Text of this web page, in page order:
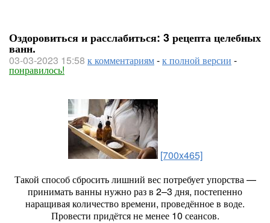
Оздоровиться и расслабиться: 3 рецепта целебных
ванн.
03-03-2023 15:58 к комментариям-к полной версии -
понравилось!
[700x465]
Такой способ сбросить лишний вес потребует упорства —
принимать ванны нужно раз в 2–3 дня, постепенно
наращивая количество времени, проведённое в воде.
Провести придётся не менее 10 сеансов.